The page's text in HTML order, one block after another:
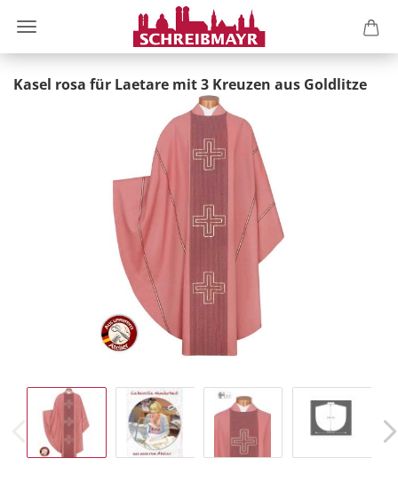
Kasel rosa für Laetare mit 3 Kreuzen aus Goldlitze